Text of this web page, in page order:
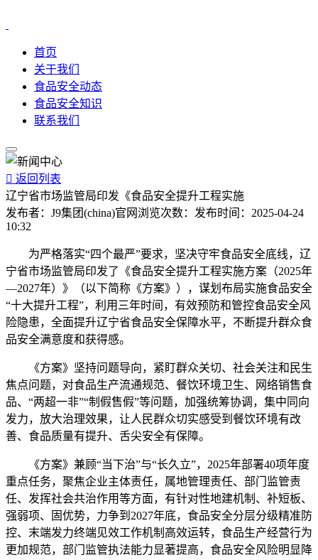
首页
关于我们
食品安全动态
食品安全知识
联系我们
 返回列表
辽宁省市场监管局印发《食品安全提升工程实施
发布者： J9集团(china)官网 浏览次数： 发布时间： 2025-04-24
10:32
为严格落实“四个最严”要求，坚决守牢食品安全底线，辽
宁省市场监管局印发了《食品安全提升工程实施方案（2025年
—2027年）》（以下简称《方案》），谋划布局实施食品安全
“十大提升工程”，利用三年时间，有效预防和管控食品安全风
险隐患，全面提升辽宁省食品安全保障水平，不断提升群众食
品安全满意度和获得感。
《方案》坚持问题导向，紧盯群众关切、社会关注和民生
焦点问题，对食品生产流通规范、餐饮环境卫生、网络销售食
品、“两超一非”“制假售假”等问题，加强统筹协调，集中同向
发力，放大治理效果，让人民群众切实感受到餐饮环境有改
善、食品质量有提升、舌尖安全有保障。
《方案》兼顾“当下治”与“长久立”，2025年部署40项年度
重点任务，聚焦企业主体责任，属地管理责任、部门监管责
任、发挥社会共治作用等方面，有针对性地建机制、补短板、
强弱项、固优势，力争到2027年底，食品安全分层分级精准防
控、末端发力终端见效工作机制高效运转，食品生产经营行为
更加规范，部门监管执法能力显著提高，食品安全风险明显降